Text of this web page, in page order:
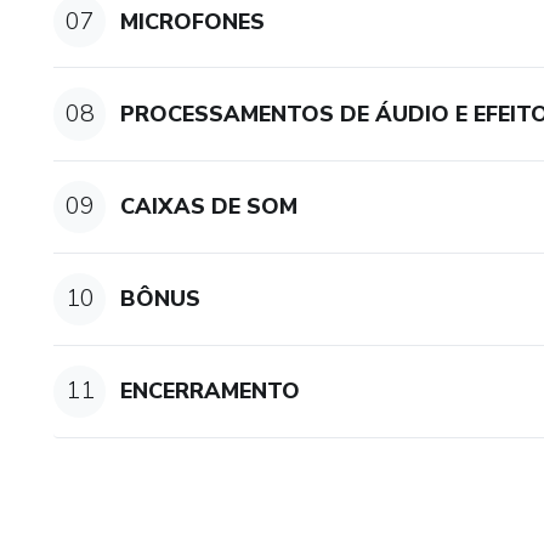
07 MICROFONES
08 PROCESSAMENTOS DE ÁUDIO E
09 CAIXAS DE SOM
10 BÔNUS
11 ENCERRAMENTO